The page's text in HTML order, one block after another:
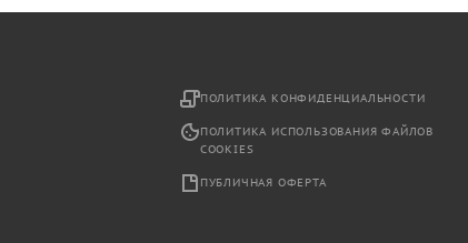
ПОЛИТИКА КОНФИДЕНЦИАЛЬНОСТИ
ПОЛИТИКА ИСПОЛЬЗОВАНИЯ ФАЙЛОВ
COOKIES
ПУБЛИЧНАЯ ОФЕРТА